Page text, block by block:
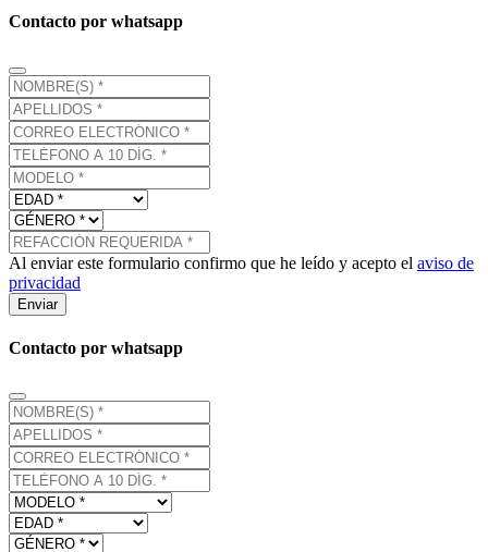
Contacto por whatsapp
Al enviar este formulario confirmo que he leído y acepto el aviso de
privacidad
Enviar
Contacto por whatsapp